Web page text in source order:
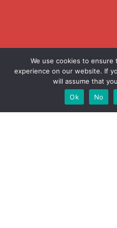
Blog
Contact Information
We use cookies to
experience on our website. If
will assume that
Ok
No